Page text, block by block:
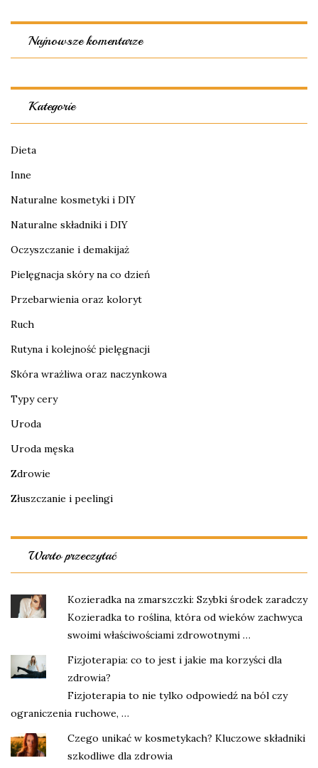
Najnowsze komentarze
Kategorie
Dieta
Inne
Naturalne kosmetyki i DIY
Naturalne składniki i DIY
Oczyszczanie i demakijaż
Pielęgnacja skóry na co dzień
Przebarwienia oraz koloryt
Ruch
Rutyna i kolejność pielęgnacji
Skóra wrażliwa oraz naczynkowa
Typy cery
Uroda
Uroda męska
Zdrowie
Złuszczanie i peelingi
Warto przeczytać
Kozieradka na zmarszczki: Szybki środek zaradczy
Kozieradka to roślina, która od wieków zachwyca
swoimi właściwościami zdrowotnymi …
Fizjoterapia: co to jest i jakie ma korzyści dla
zdrowia?
Fizjoterapia to nie tylko odpowiedź na ból czy
ograniczenia ruchowe, …
Czego unikać w kosmetykach? Kluczowe składniki
szkodliwe dla zdrowia